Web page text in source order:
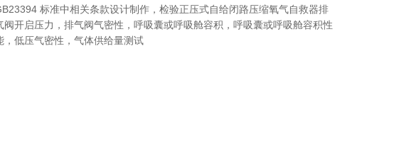
标准中相关条款设计制作，检验正压式自给闭路压缩氧气自救器排
阀开启压力，排气阀气密性，呼吸囊或呼吸舱容积，呼吸囊或呼吸舱容积性
，低压气密性，气体供给量测试